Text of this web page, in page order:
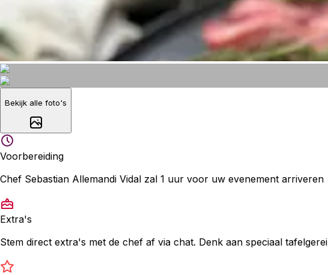
Bekijk alle foto's
Voorbereiding
Chef Sebastian Allemandi Vidal zal 1 uur voor uw evenement arriveren
Extra's
Stem direct extra's met de chef af via chat. Denk aan speciaal tafelgerei